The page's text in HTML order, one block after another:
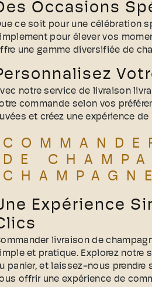
Occasions
ce soit pour une célébration
pour élever vos
une gamme diversifiée de
notre service de livraison
commande selon vos
et créez une expérience
DE
Expérience
livraison de
et pratique. Explorez notre
panier, et laissez-nous prendre
offrir une expérience de